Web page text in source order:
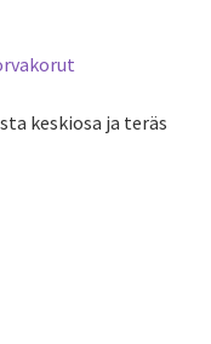
keskiosa ja teräs